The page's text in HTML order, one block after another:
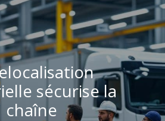
sécurise la
chaîne